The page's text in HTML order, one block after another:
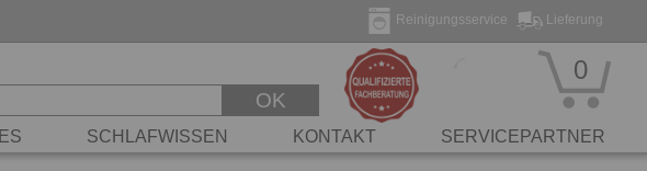
Lieferung
Reinigungsservice
OK
0
SCHLAFWISSEN KONTAKT SERVICEPARTNER